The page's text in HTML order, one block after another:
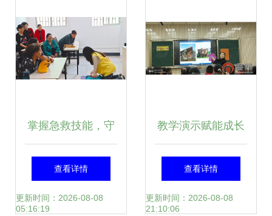
掌握急救技能，守
护生命安全——公
共管理学院青年志
查看详情
更新时间：2026-08-08
05:16:19
教学演示赋能成长
济南市莱芜区莲河
学校举办青年教师
查看详情
更新时间：2026-08-08
21:10:06